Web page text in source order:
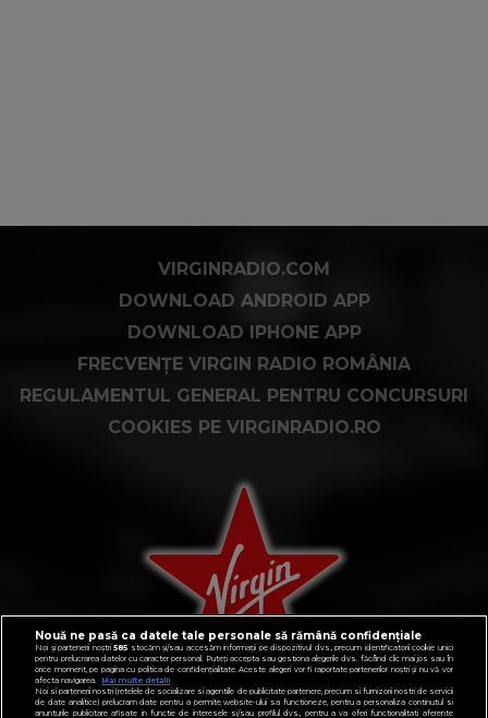
VIRGINRADIO.COM
DOWNLOAD ANDROID APP
DOWNLOAD IPHONE APP
FRECVENȚE VIRGIN RADIO ROMÂNIA
REGULAMENTUL GENERAL PENTRU CONCURSURI
COOKIES PE VIRGINRADIO.RO
Nouă ne pasă ca datele tale personale să rămână confidențiale
Noi și partenerii noștri585 stocăm și/sau accesăm informații pe dispozitivul dvs., precum identificatorii cookie unici
pentru prelucrarea datelor cu caracter personal. Puteți accepta sau gestiona alegerile dvs. făcând clic mai jos sau în
orice moment, pe pagina cu politica de confidențialitate. Aceste alegeri vor fi raportate partenerilor noștri și nu vă vor
afecta navigarea.
Mai multe detalii
Noi si partenerii nostri (retelele de socializare si agentiile de publicitate partenere, precum si furnizorii nostri de servicii
de date analitice) prelucram date pentru a permite website-ului sa functioneze, pentru a personaliza continutul si
anunturile publicitare afisate in functie de interesele si/sau profilul dvs., pentru a va oferi functionalitati aferente